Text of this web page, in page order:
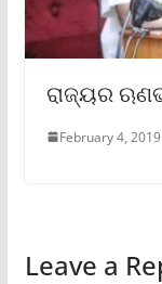
ରାଜ୍ୟର
February 4, 2019
Leave a